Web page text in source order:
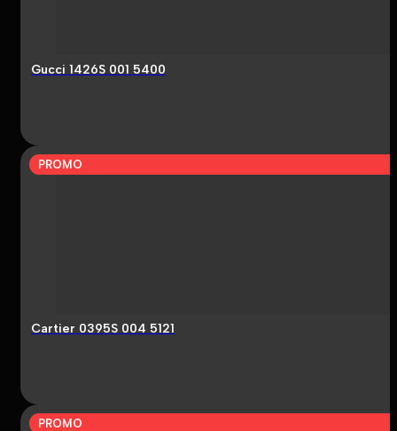
Gucci 1426S 001 5400
PROMO
Cartier 0395S 004 5121
PROMO